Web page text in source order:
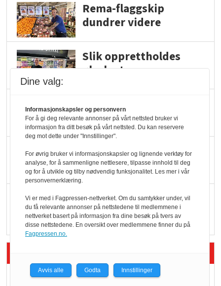
Rema-flaggskip
dundrer videre
Slik opprettholdes
ølsalget
Færre varer, men fulle
hyller
KI lager mat i butikken
Q passerte 1 milliard i
Rema i 2025
Kolonihagens norske
Dine valg:
Informasjonskapsler og personvern
For å gi deg relevante annonser på vårt nettsted bruker vi
informasjon fra ditt besøk på vårt nettsted. Du kan reservere
deg mot dette under "Innstillinger".
For øvrig bruker vi informasjonskapsler og lignende verktøy for
analyse, for å sammenligne nettlesere, tilpasse innhold til deg
og for å utvikle og tilby nødvendig funksjonalitet. Les mer i vår
personvernerklæring.
Vi er med i Fagpressen-nettverket. Om du samtykker under, vil
du få relevante annonser på nettstedene til medlemmene i
nettverket basert på informasjon fra dine besøk på tvers av
disse nettstedene. En oversikt over medlemmene finner du på
Fagpressen.no.
Avvis alle Godta Innstillinger